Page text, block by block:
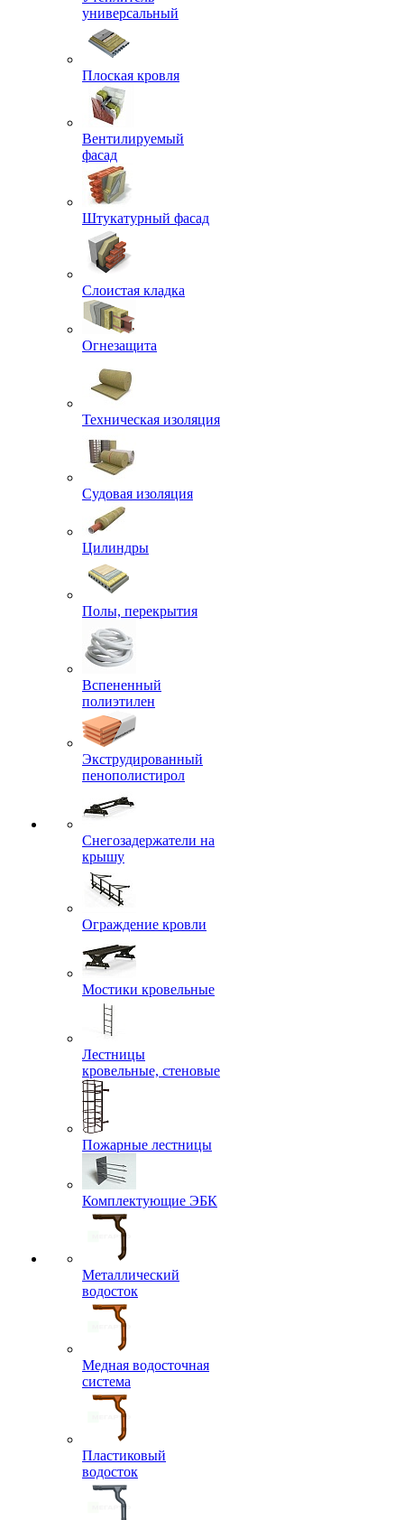
универсальный
Плоская кровля
Вентилируемый
фасад
Штукатурный фасад
Слоистая кладка
Огнезащита
Техническая изоляция
Судовая изоляция
Цилиндры
Полы, перекрытия
Вспененный
полиэтилен
Экструдированный
пенополистирол
Снегозадержатели на
крышу
Ограждение кровли
Мостики кровельные
Лестницы
кровельные, стеновые
Пожарные лестницы
Комплектующие ЭБК
Металлический
водосток
Медная водосточная
система
Пластиковый
водосток